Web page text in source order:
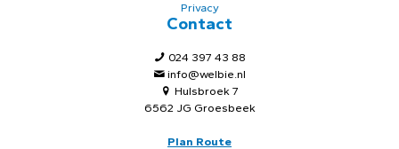
Privacy
Contact
024 397 43 88
info@welbie.nl
Hulsbroek 7
6562 JG Groesbeek
Plan Route